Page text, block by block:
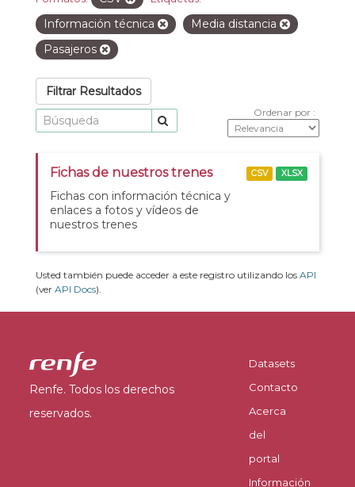
Información técnica
Media distancia
Pasajeros
Filtrar Resultados
Ordenar por
Fichas de nuestros trenes
Fichas con información técnica y
enlaces a fotos y vídeos de
nuestros trenes
CSV XLSX
Usted también puede acceder a este registro utilizando los API
(ver API Docs).
Renfe. Todos los derechos
reservados.
Datasets
Contacto
Acerca
del
portal
Información